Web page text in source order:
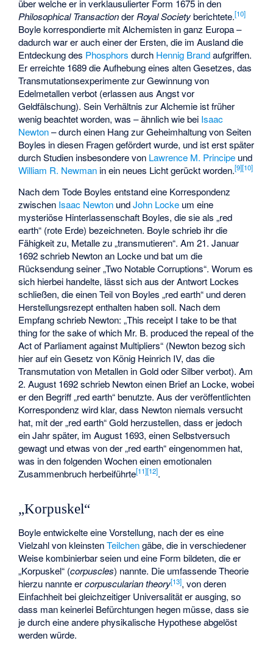
über welche er in verklausulierter Form 1675 in den
Philosophical Transactionder Royal Societyberichtete.[10]
Boyle korrespondierte mit Alchemisten in ganz Europa –
dadurch war er auch einer der Ersten, die im Ausland die
Entdeckung des Phosphors durch Hennig Brandaufgriffen.
Er erreichte 1689 die Aufhebung eines alten Gesetzes, das
Transmutationsexperimente zur Gewinnung von
Edelmetallen verbot (erlassen aus Angst vor
Geldfälschung). Sein Verhältnis zur Alchemie ist früher
wenig beachtet worden, was – ähnlich wie bei Isaac
Newton– durch einen Hang zur Geheimhaltung von Seiten
Boyles in diesen Fragen gefördert wurde, und ist erst später
durch Studien insbesondere von Lawrence M. Principe und
William R. Newman in ein neues Licht gerückt worden.[9][10]
Nach dem Tode Boyles entstand eine Korrespondenz
zwischen Isaac Newton undJohn Locke um eine
mysteriöse Hinterlassenschaft Boyles, die sie als „red
earth“ (rote Erde) bezeichneten. Boyle schrieb ihr die
Fähigkeit zu, Metalle zu „transmutieren“. Am 21. Januar
1692 schrieb Newton an Locke und bat um die
Rücksendung seiner „Two Notable Corruptions“. Worum es
sich hierbei handelte, lässt sich aus der Antwort Lockes
schließen, die einen Teil von Boyles „red earth“ und deren
Herstellungsrezept enthalten haben soll. Nach dem
Empfang schrieb Newton: „This receipt I take to be that
thing for the sake of which Mr. B. produced the repeal of the
Act of Parliament against Multipliers“ (Newton bezog sich
hier auf ein Gesetz von König Heinrich IV, das die
Transmutation von Metallen in Gold oder Silber verbot). Am
2. August 1692 schrieb Newton einen Brief an Locke, wobei
er den Begriff „red earth“ benutzte. Aus der veröffentlichten
Korrespondenz wird klar, dass Newton niemals versucht
hat, mit der „red earth“ Gold herzustellen, dass er jedoch
ein Jahr später, im August 1693, einen Selbstversuch
gewagt und etwas von der „red earth“ eingenommen hat,
was in den folgenden Wochen einen emotionalen
Zusammenbruch herbeiführte[11][12].
„Korpuskel“
Boyle entwickelte eine Vorstellung, nach der es eine
Vielzahl von kleinstenTeilchengäbe, die in verschiedener
Weise kombinierbar seien und eine Form bildeten, die er
„Korpuskel“ (corpuscles) nannte. Die umfassende Theorie
hierzu nannte ercorpuscularian theory[13], von deren
Einfachheit bei gleichzeitiger Universalität er ausging, so
dass man keinerlei Befürchtungen hegen müsse, dass sie
je durch eine andere physikalische Hypothese abgelöst
werden würde.